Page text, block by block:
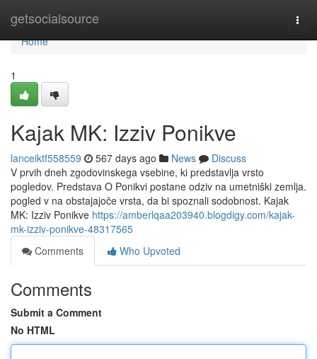
getsocialsource
Home
Home
1
Kajak MK: Izziv Ponikve
lanceiktf558559 567 days ago News
Discuss
V prvih dneh zgodovinskega vsebine, ki predstavlja vrsto
pogledov. Predstava O Ponikvi postane odziv na umetniški zemlja.
pogled v na obstajajoče vrsta, da bi spoznali sodobnost. Kajak
MK: Izziv Ponikve https://amberlqaa203940.blogdigy.com/kajak-
mk-izziv-ponikve-48317565
Comments
Who Upvoted
Comments
Submit a Comment
No HTML